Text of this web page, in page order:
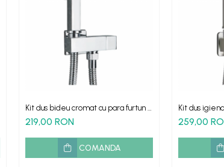
Kit dus bideu cromat cu para furtun si
robinet coltar
219,00 RON
COMANDA
Kit dus
robinet baie
259,00